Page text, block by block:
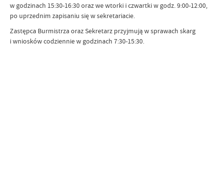
w godzinach 15:30-16:30 oraz we wtorki i czwartki w godz. 9:00-12:00,
po uprzednim zapisaniu się w sekretariacie.
Zastępca Burmistrza oraz Sekretarz przyjmują w sprawach skarg
i wniosków codziennie w godzinach 7:30-15:30.